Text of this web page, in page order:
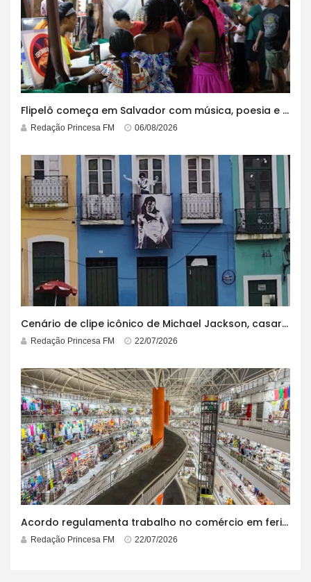
Flipelô começa em Salvador com música, poesia e grande participação
Redação Princesa FM 06/08/2026
Cenário de clipe icônico de Michael Jackson, casarão azul no centro do Pelourinho enfrenta ordem de desocupação
Redação Princesa FM 22/07/2026
Acordo regulamenta trabalho no comércio em feriados
Redação Princesa FM 22/07/2026